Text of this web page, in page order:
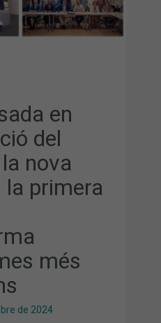
en
del
nova
la primera
més
de 2024